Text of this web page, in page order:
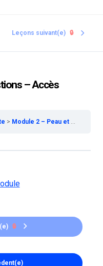
Leçons suivant(e) 🔒
– Accès
Module 2 – Peau et Phanères – Accès découverte
🔒